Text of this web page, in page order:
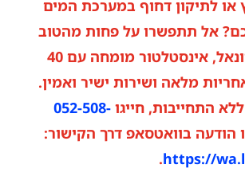
או לתיקון דחוף במערכת המים
אל תתפשרו על פחות מהטוב
ביותר. פנו לרונאל, אינסטלטור מומחה עם 40
מלאה ושירות ישיר ואמין.
התחייבות, חייגו 052-508-
הודעה בוואטסאפ דרך הקישור:
https://
.